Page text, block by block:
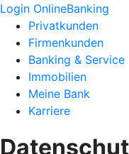
Login OnlineBanking
Privatkunden
Firmenkunden
Banking & Service
Immobilien
Meine Bank
Karriere